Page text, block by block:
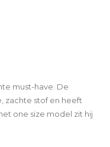
must-have. De
zachte stof en heeft
one size model zit hij